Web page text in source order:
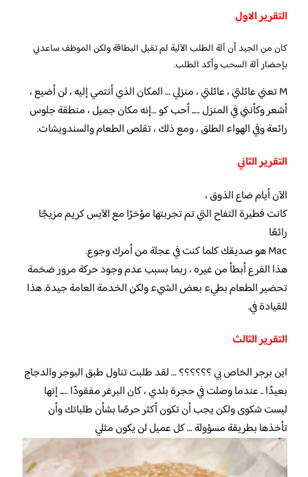
التقرير الاول
كان من الجيد أن آلة الطلب الآلية لم تقبل البطاقة ولكن الموظف ساعدني
بإحضار آلة السحب وأكد الطلب.
M تعني عائلتي ، عائلتي ، منزلي … المكان الذي أنتمي إليه ، لن أضيع ،
أشعر وكأنني في المنزل ….. أحب كو …إنه مكان جميل ، منطقة جلوس
رائعة وفي الهواء الطلق ، ومع ذلك ، تقلص الطعام والسندويشات.
التقرير الثاني
الآن أيام ضاع الذوق ،
كانت فطيرة التفاح التي تم تجربتها مؤخرًا مع الآيس كريم مزيجًا
رائعًا
Mac هو صديقك كلما كنت في عجلة من أمرك وجوع.
هذا الفرع أبطأ من غيره ، ربما بسبب عدم وجود حركة مرور ضخمة
تحضير الطعام بطيء بعض الشيء ولكن الخدمة العامة جيدة. هذا
للقيادة في.
التقرير الثالث
اين برجر الخاص بي ؟؟؟؟؟؟ … لقد طلبت تناول طبق البوجر والدجاج
بعيدًا .. عندما وصلت في حجرة بلدي ، كان البرغر مفقودًا ….. إنها
ليست شكوى ولكن يجب أن تكون أكثر حرصًا بشأن طلباتك وأن
تأخذها بطريقة مسؤولة … كل عميل لن يكون مثلي